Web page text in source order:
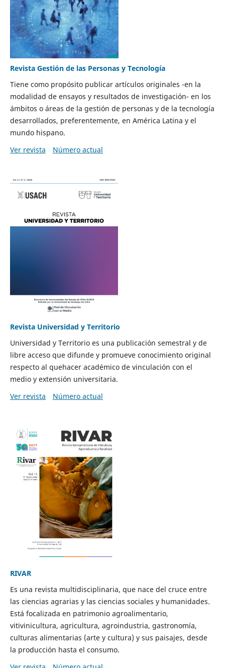
Revista Gestión de las Personas y Tecnología
Tiene como propósito publicar artículos originales -en la
modalidad de ensayos y resultados de investigación- en los
ámbitos o áreas de la gestión de personas y de la tecnología
desarrollados, preferentemente, en América Latina y el
mundo hispano.
Ver revista
Número actual
Revista Universidad y Territorio
Universidad y Territorio es una publicación semestral y de
libre acceso que difunde y promueve conocimiento original
respecto al quehacer académico de vinculación con el
medio y extensión universitaria.
Ver revista
Número actual
RIVAR
Es una revista multidisciplinaria, que nace del cruce entre
las ciencias agrarias y las ciencias sociales y humanidades.
Está focalizada en patrimonio agroalimentario,
vitivinicultura, agricultura, agroindustria, gastronomía,
culturas alimentarias (arte y cultura) y sus paisajes, desde
la producción hasta el consumo.